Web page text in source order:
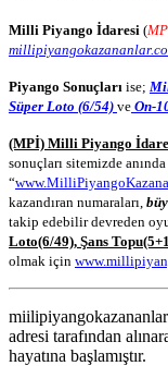
Milli Piyango İdaresi (
Piyango Sonuçları ise;
Süper Loto (6/54) ve On-
(MPİ) Milli Piyango
sonuçları sitemizde
“
kazandıran numaraları,
takip edebilir devreden
Loto(6/49), Şans Topu
olmak için
adresi tarafından
hayatına başlamıştır.